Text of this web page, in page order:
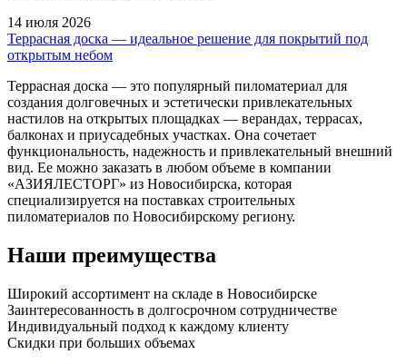
14 июля 2026
Террасная доска — идеальное решение для покрытий под
открытым небом
Террасная доска — это популярный пиломатериал для
создания долговечных и эстетически привлекательных
настилов на открытых площадках — верандах, террасах,
балконах и приусадебных участках. Она сочетает
функциональность, надежность и привлекательный внешний
вид. Ее можно заказать в любом объеме в компании
«АЗИЯЛЕСТОРГ» из Новосибирска, которая
специализируется на поставках строительных
пиломатериалов по Новосибирскому региону.
Наши преимущества
Широкий ассортимент на складе в Новосибирске
Заинтересованность в долгосрочном сотрудничестве
Индивидуальный подход к каждому клиенту
Скидки при больших объемах